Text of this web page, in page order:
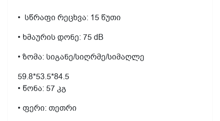
• სწრაფი რეცხვა: 15 წუთი
• ხმაურის დონე: 75 dB
• ზომა: სიგანე/სიღრმე/სიმაღლე
59.8*53.5*84.5
• წონა: 57 კგ
• ფერი: თეთრი